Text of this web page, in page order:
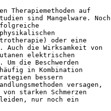
Therapiemethoden auf
sind Mangelware. Noch
oder eine
die Wirksamkeit von
elektrischen
die Beschwerden
in Kombination
bessern
versagen,
starken Schmerzen
nur noch ein